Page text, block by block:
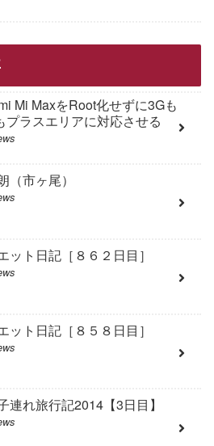
Mi MaxをRoot化せずに3Gも
プラスエリアに対応させる
（市ヶ尾）
ット日記［８６２日目］
ット日記［８５８日目］
連れ旅行記2014【3日目】